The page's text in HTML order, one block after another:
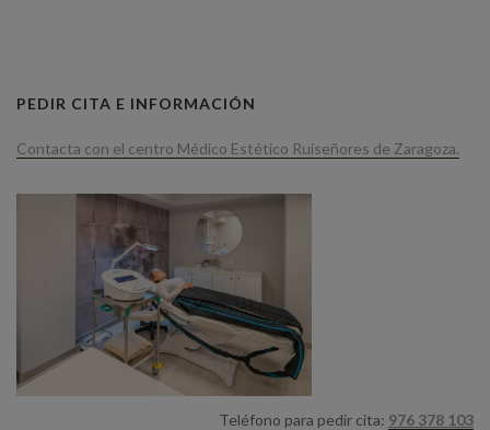
PEDIR CITA E INFORMACIÓN
Contacta con el centro Médico Estético Ruiseñores de Zaragoza.
Teléfono para pedir cita: 976 378 103